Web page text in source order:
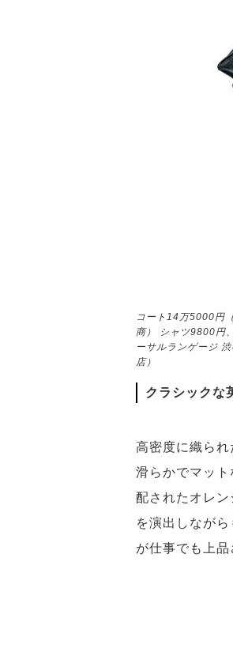
コート14万5000円
商） シャツ9800円
ーサルランゲージ
店）
クラシックな
高密度に織ら
滑らかでマッ
配されたオレ
を演出しなが
が仕事でも上品